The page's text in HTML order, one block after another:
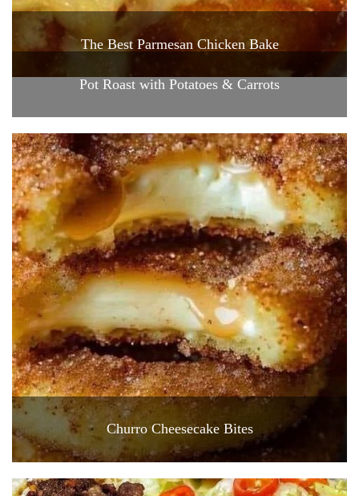
The Best Parmesan Chicken Bake
Pot Roast with Potatoes & Carrots
Churro Cheesecake Bites